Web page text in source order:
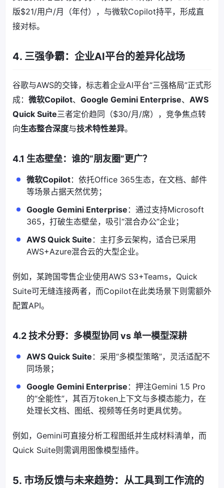
版$21/用户/月（年付），与微软Copilot持平，形成直
接对标。
4. 三强争霸：企业AI平台的差异化战场
谷歌与AWS的交锋，标志着企业AI平台“三强格局”正式形
成： 微软Copilot、 Google Gemini Enterprise、 AWS
Quick Suite三者定价趋同（$30/月/席），竞争焦点转
向生态整合深度与技术特性差异。
4.1 生态壁垒：谁的“朋友圈”更广？
微软Copilot：依托Office 365生态，在文档、邮件
等场景占据天然优势；
Google Gemini Enterprise ：通过支持Microsoft
365，打破生态壁垒，吸引“混合办公”企业；
AWS Quick Suite ：主打多云架构，适合已采用
AWS+Azure混合云的大型企业。
例如，某跨国零售企业使用AWS S3+Teams，Quick
Suite可无缝连接两者，而Copilot在此类场景下则需额外
配置API。
4.2 技术分野：多模型协同 vs 单一模型深耕
AWS Quick Suite ：采用“多模型策略”，灵活适配不
同场景；
Google Gemini Enterprise ：押注Gemini 1.5 Pro
的“全能性”，其百万token上下文与多模态能力，在
处理长文档、图纸、视频等任务时更具优势。
例如，Gemini可直接分析工程图纸并生成材料清单，而
Quick Suite则需调用图像模型插件。
5. 市场反馈与未来趋势：从工具到工作流的